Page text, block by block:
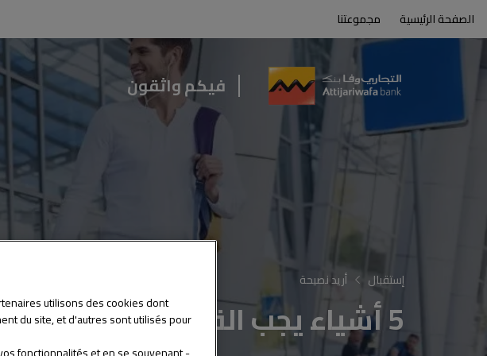
الصفحة الرئيسية مجموعتنا
بوابة المغاربة المقيمين بالخارج من Attijariwafa bank فيكم واثقون
إستقبال أريد نصيحة
5 أشياء يجب القيام بها بمجرد وصولي
utilisons des cookies dont
du site, et d'autres sont utilisés pour